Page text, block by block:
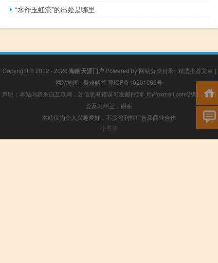
“水作玉虹流”的出处是哪里
Copyright © 2012 - 2026 海南天涯门户Powered by 网站分类目录 | 精选推荐文章 |
网站地图 | 疑难解答 琼ICP备10201086号
声明：本站内容来自互联网，如信息有错误可发邮件到f_fb#foxmail.com说明，我们
会及时纠正，谢谢
本站仅为个人兴趣爱好，不接盈利性广告及商业合作
小男孩